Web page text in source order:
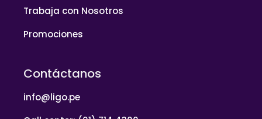
Trabaja con Nosotros
Promociones
Contáctanos
info@ligo.pe